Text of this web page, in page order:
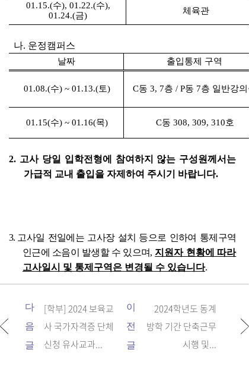
01.15.(수), 01.22.(수),
01.24.(금)
체육관
나. 운정캠퍼스
날짜 출입통제 구역
01.08.(수) ~ 01.13.(토) C동 3, 7층 / P동 7층 일반강의
01.15(수) ~ 01.16(목) C동 308, 309, 310호
2. 고사 당일 입학전형에 참여하지 않는 구성원께서는
가급적 교내 출입을 자제하여 주시기 바랍니다.
3. 고사일 전일에는 고사장 설치 등으로 인하여 통제구역
인근에 소음이 발생할 수 있으며, 지원자 현황에 따라
고사일시 및 통제구역은 변경될 수 있습니다.
다
음
글
[학부] 2024 보육교
사 국가자격증 단체
신청 유사교과...
이
전
글
2024학년도 동계
방학 기간 단축근무
시행 및...